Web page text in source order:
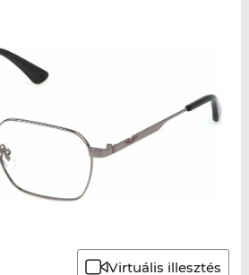
Virtuális illesztés